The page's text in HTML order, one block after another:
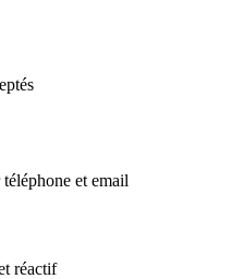
et email
réactif